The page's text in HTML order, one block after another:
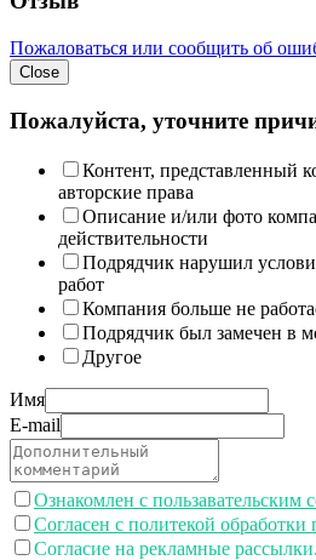
Пожаловаться или сообщить об
Close
Пожалуйста, уточните
Контент, представленный
авторские права
Описание и/или фото
действительности
Подрядчик нарушил
работ
Компания больше не
Подрядчик был замечен в
Другое
Имя
E-mail
Ознакомлен с пользавательским
Согласен с политекой
Согласие на рекламные рассылки.